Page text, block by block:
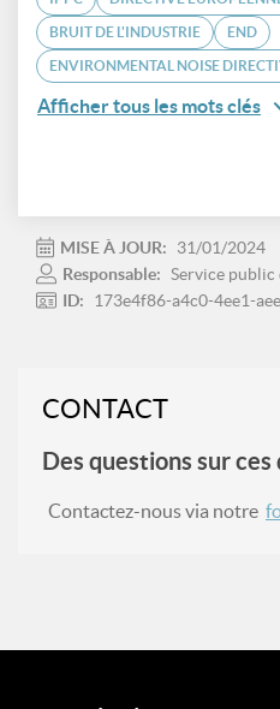
BRUIT DE L'INDUSTRIE END
ENVIRONMENTAL NOISE
Afficher tous les mots clés
MISE À JOUR:
31/01/2024
Responsable: Service public
ID:
173e4f86-a4c0-4ee1-
CONTACT
Des questions sur ces
Contactez-nous via notre